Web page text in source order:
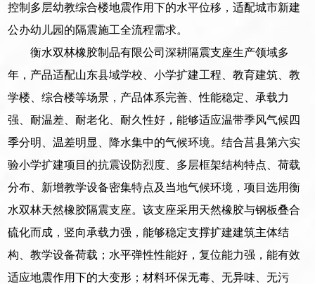
控制多层幼教综合楼地震作用下的水平位移，适配城市新建
公办幼儿园的隔震施工全流程需求。
衡水双林橡胶制品有限公司深耕隔震支座生产领域多
年，产品适配山东县域学校、小学扩建工程、教育建筑、教
学楼、综合楼等场景，产品体系完善、性能稳定、承载力
强、耐温差、耐老化、耐久性好，能够适应温带季风气候四
季分明、温差明显、降水集中的气候环境。结合莒县第六实
验小学扩建项目的抗震设防烈度、多层框架结构特点、荷载
分布、新增教学设备密集特点及当地气候环境，项目选用衡
水双林天然橡胶隔震支座。该支座采用天然橡胶与钢板叠合
硫化而成，竖向承载力强，能够稳定支撑扩建建筑主体结
构、教学设备荷载；水平弹性性能好，复位能力强，能有效
适应地震作用下的大变形；材料环保无毒、无异味、无污